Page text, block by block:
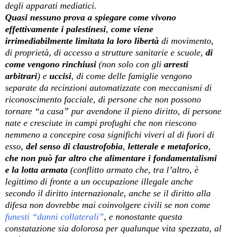
degli apparati mediatici.
Quasi nessuno prova a spiegare come vivono
effettivamente i palestinesi, come viene
irrimediabilmente limitata la loro libertà di movimento,
di proprietà, di accesso a strutture sanitarie e scuole, di
come vengono rinchiusi (non solo con gli arresti
arbitrari) e uccisi, di come delle famiglie vengono
separate da recinzioni automatizzate con meccanismi di
riconoscimento facciale, di persone che non possono
tornare “a casa” pur avendone il pieno diritto, di persone
nate e cresciute in campi profughi che non riescono
nemmeno a concepire cosa significhi viveri al di fuori di
esso, del senso di claustrofobia, letterale e metaforico,
che non può far altro che alimentare i fondamentalismi
e la lotta armata (conflitto armato che, tra l’altro, è
legittimo di fronte a un occupazione illegale anche
secondo il diritto internazionale, anche se il diritto alla
difesa non dovrebbe mai coinvolgere civili se non come
funesti “danni collaterali”, e nonostante questa
constatazione sia dolorosa per qualunque vita spezzata, al